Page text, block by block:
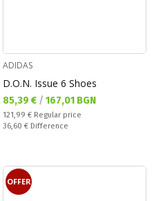
ADIDAS
D.O.N. Issue 6 Shoes
Текуща цена:
85,39 € / 167,01 BGN
Regular price:
121,99 € Regular price
Спестявате:
36,60 € Difference
OFFER